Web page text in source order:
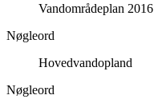
Vandområdeplan 2016
Nøgleord
Hovedvandopland
Nøgleord